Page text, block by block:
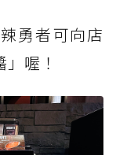
勇者可向店
喔！